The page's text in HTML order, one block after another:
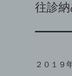
往診
２０１９